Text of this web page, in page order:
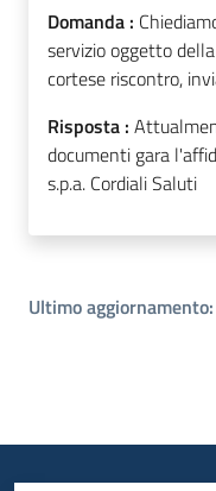
Domanda :
servizio oggetto
cortese riscontro,
Risposta :
documenti gara
s.p.a. Cordiali Saluti
Ultimo aggiornamento: